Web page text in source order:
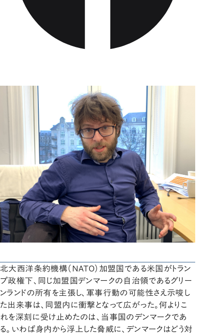
北大西洋条約機構（NATO）加盟国である米国がトラン
プ政権下、同じ加盟国デンマークの自治領であるグリー
ンランドの所有を主張し、軍事行動の可能性さえ示唆し
た出来事は、同盟内に衝撃となって広がった。何よりこ
れを深刻に受け止めたのは、当事国のデンマークであ
る。いわば身内から浮上した脅威に、デンマークはどう対